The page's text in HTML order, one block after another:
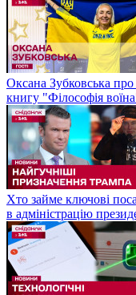
Оксана Зубковська про
книгу "Філософія
Хто займе ключові
в адміністрацію